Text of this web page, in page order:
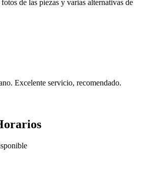
de las piezas y varias alternativas de
Excelente servicio, recomendado.